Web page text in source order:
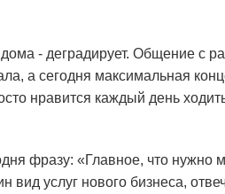
- деградирует. Общение с
а сегодня максимальная
нравится каждый день
фразу: «Главное, что нужно
вид услуг нового бизнеса,